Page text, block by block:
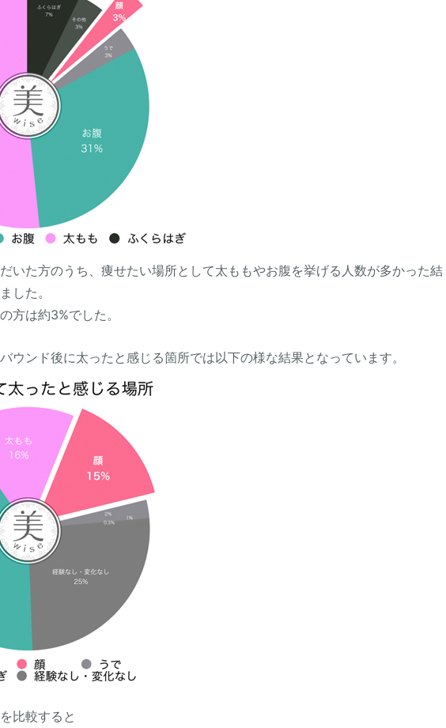
いた方のうち、痩せたい場所として太ももやお腹を挙げる人数が多かった結
した。
方は約3%でした。
ウンド後に太ったと感じる箇所では以下の様な結果となっています。
比較すると